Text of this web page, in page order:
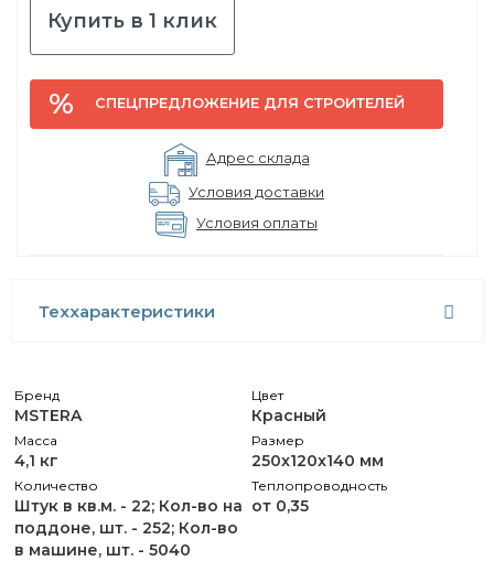
Купить в 1 клик
СПЕЦПРЕДЛОЖЕНИЕ ДЛЯ СТРОИТЕЛЕЙ
Адрес склада
Условия доставки
Условия оплаты
Теххарактеристики
Бренд
MSTERA
Цвет
Красный
Масса
4,1 кг
Размер
250x120x140 мм
Количество
Штук в кв.м. - 22; Кол-во на
поддоне, шт. - 252; Кол-во
в машине, шт. - 5040
Теплопроводность
от 0,35